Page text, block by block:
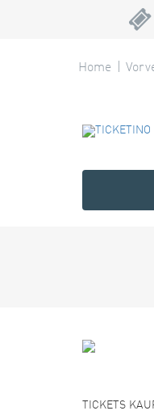
Home
TICKETS